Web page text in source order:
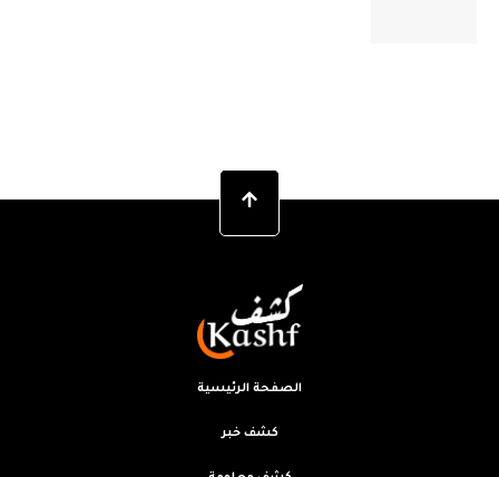
الصفحة الرئيسية
كشف خبر